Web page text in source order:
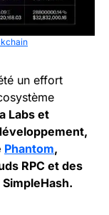
un effort
Labs et
Phantom,
RPC et des